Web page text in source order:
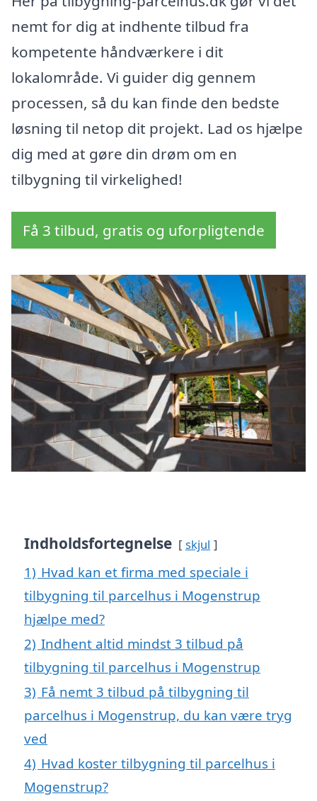
nemt for dig at indhente tilbud fra
kompetente håndværkere i dit
lokalområde. Vi guider dig gennem
processen, så du kan finde den bedste
løsning til netop dit projekt. Lad os hjælpe
dig med at gøre din drøm om en
tilbygning til virkelighed!
Få 3 tilbud, gratis og uforpligtende
Indholdsfortegnelse skjul
1) Hvad kan et firma med speciale i
tilbygning til parcelhus i Mogenstrup
hjælpe med?
2) Indhent altid mindst 3 tilbud på
tilbygning til parcelhus i Mogenstrup
3) Få nemt 3 tilbud på tilbygning til
parcelhus i Mogenstrup, du kan være tryg
ved
4) Hvad koster tilbygning til parcelhus i
Mogenstrup?